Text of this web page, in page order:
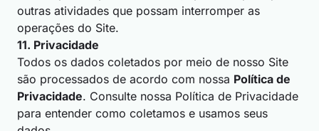
outras atividades que possam interromper as
operações do Site.
11. Privacidade
Todos os dados coletados por meio de nosso Site
são processados de acordo com nossa Política de
Privacidade. Consulte nossa Política de Privacidade
para entender como coletamos e usamos seus